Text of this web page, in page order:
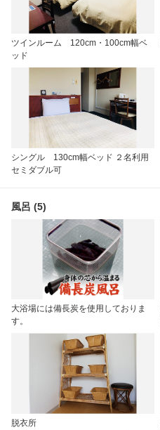
ツインルーム 120cm・100cm幅ベ
ッド
シングル 130cm幅ベッド ２名利用
セミダブル可
風呂 (5)
大浴場には備長炭を使用しておりま
す。
脱衣所